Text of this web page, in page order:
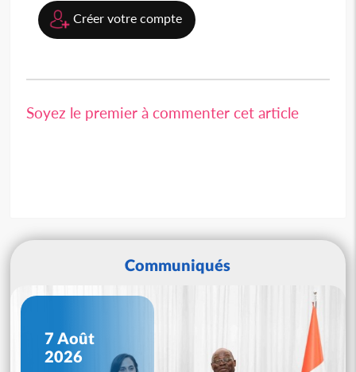
Créer votre compte
Soyez le premier à commenter cet article
Communiqués
7 Août
2026